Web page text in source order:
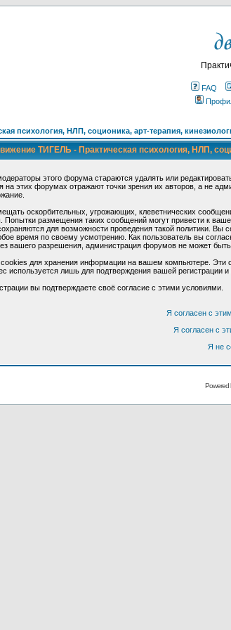
FAQ
психология, НЛП, соционика, арт-терапия,
ТИГЕЛЬ - Практическая психология, НЛП,
этого форума стараются удалять или
на этих форумах отражают точки зрения их авторов, а не
оскорбительных, угрожающих, клеветнических
Попытки размещения таких сообщений могут привести к
для возможности проведения такой политики.
время по своему усмотрению. Как пользователь вы
вашего разрешения, администрация форумов не может
для хранения информации на вашем компьютере. Эти
используется лишь для подтверждения вашей регистрации
вы подтверждаете своё согласие с этими условиями.
Я согласен с
Я согласен с
Я не
Powered